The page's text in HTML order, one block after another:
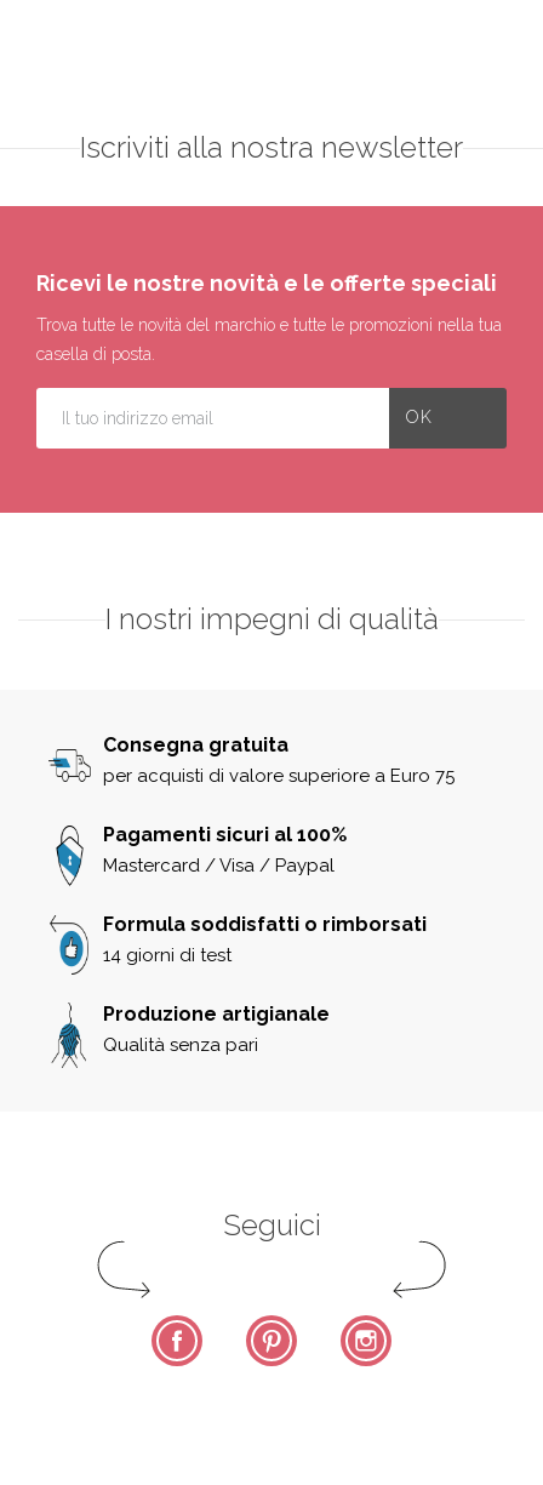
Iscriviti alla nostra newsletter
Ricevi le nostre novità e le offerte speciali
Trova tutte le novità del marchio e tutte le promozioni nella tua
casella di posta.
I nostri impegni di qualità
Consegna gratuita
per acquisti di valore superiore a Euro 75
Pagamenti sicuri al 100%
Mastercard / Visa / Paypal
Formula soddisfatti o rimborsati
14 giorni di test
Produzione artigianale
Qualità senza pari
Seguici
Facebook Pinterest